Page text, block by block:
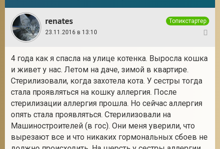
renates
Топикстартер
23.11.2016 в 13:10
4 года как я спасла на улице котенка. Выросла кошка
и живет у нас. Летом на даче, зимой в квартире.
Стерилизовали, когда захотела кота. У сестры тогда
стала проявляться на кошку аллергия. После
стерилизации аллергия прошла. Но сейчас аллергия
опять стала проявляться. Стерилизовали на
Машиностроителей (в гос). Они меня уверили, что
вырезают все и что никаких гормональных сбоев не